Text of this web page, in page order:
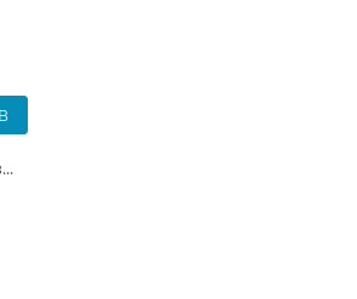
самостоятельно вы можете
заказа. Один заказ может
10 позиций и его стоимость
100 000 р.